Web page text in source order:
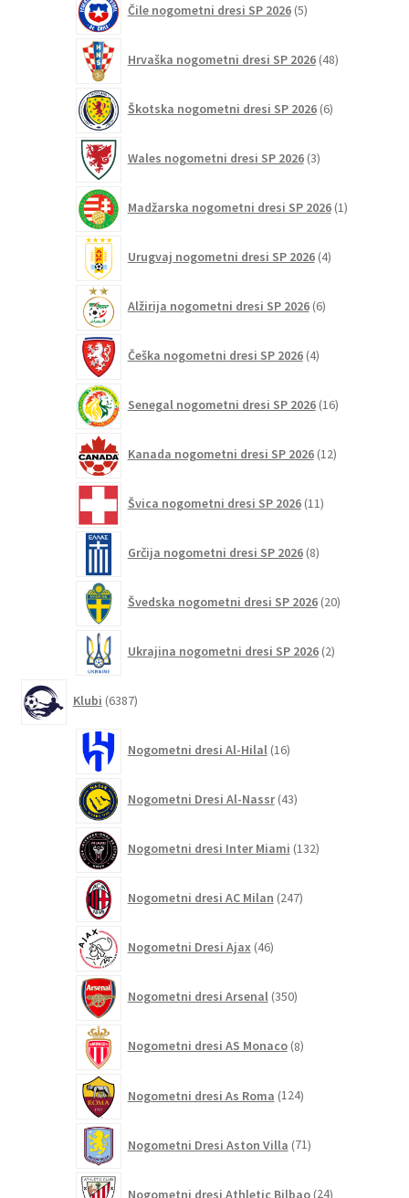
Čile nogometni dresi SP 2026 5izdelkov
Hrvaška nogometni dresi SP 2026 48izdelkov
Škotska nogometni dresi SP 2026 6izdelkov
Wales nogometni dresi SP 2026 3izdelki
Madžarska nogometni dresi SP 2026 1izdelek
Urugvaj nogometni dresi SP 2026 4izdelki
Alžirija nogometni dresi SP 2026 6izdelkov
Češka nogometni dresi SP 2026 4izdelki
Senegal nogometni dresi SP 2026 16izdelkov
Kanada nogometni dresi SP 2026 12izdelkov
Švica nogometni dresi SP 2026 11izdelkov
Grčija nogometni dresi SP 2026 8izdelkov
Švedska nogometni dresi SP 2026 20izdelkov
Ukrajina nogometni dresi SP 2026 2izdelka
Klubi 6387izdelkov
Nogometni dresi Al-Hilal 16izdelkov
Nogometni Dresi Al-Nassr 43izdelkov
Nogometni dresi Inter Miami 132izdelkov
Nogometni dresi AC Milan 247izdelkov
Nogometni Dresi Ajax 46izdelkov
Nogometni dresi Arsenal 350izdelkov
Nogometni dresi AS Monaco 8izdelkov
Nogometni dresi As Roma 124izdelkov
Nogometni Dresi Aston Villa 71izdelkov
Nogometni dresi Athletic Bilbao 24